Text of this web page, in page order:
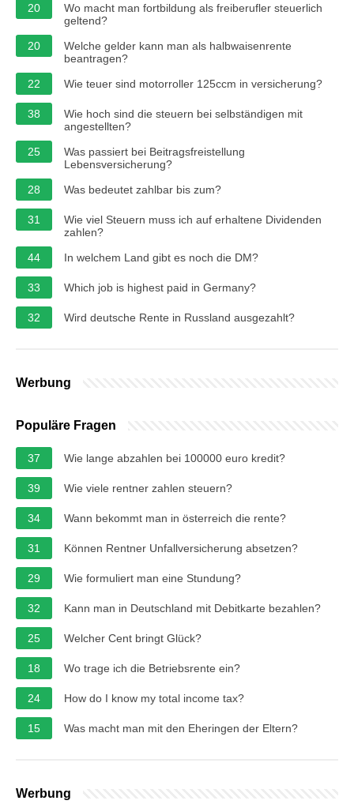
20
Wo macht man fortbildung als freiberufler steuerlich
geltend?
20
Welche gelder kann man als halbwaisenrente
beantragen?
22
Wie teuer sind motorroller 125ccm in versicherung?
38
Wie hoch sind die steuern bei selbständigen mit
angestellten?
25
Was passiert bei Beitragsfreistellung
Lebensversicherung?
28
Was bedeutet zahlbar bis zum?
31
Wie viel Steuern muss ich auf erhaltene Dividenden
zahlen?
44
In welchem Land gibt es noch die DM?
33 Which job is highest paid in Germany?
32 Wird deutsche Rente in Russland ausgezahlt?
Werbung
Populäre Fragen
37 Wie lange abzahlen bei 100000 euro kredit?
39 Wie viele rentner zahlen steuern?
34 Wann bekommt man in österreich die rente?
31 Können Rentner Unfallversicherung absetzen?
29 Wie formuliert man eine Stundung?
32 Kann man in Deutschland mit Debitkarte bezahlen?
25 Welcher Cent bringt Glück?
18 Wo trage ich die Betriebsrente ein?
24 How do I know my total income tax?
15 Was macht man mit den Eheringen der Eltern?
Werbung